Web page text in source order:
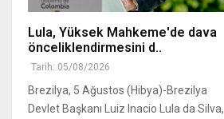
Lula, Yüksek Mahkeme'de dava
önceliklendirmesini d..
Tarih: 05/08/2026
Brezilya, 5 Ağustos (Hibya)-Brezilya
Devlet Başkanı Luiz Inacio Lula da Silva,